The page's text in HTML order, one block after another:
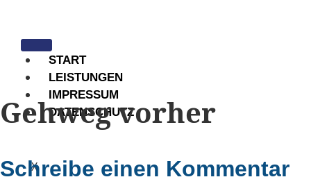
START
LEISTUNGEN
IMPRESSUM
DATENSCHUTZ
X
Gehweg vorher
Schreibe einen Kommentar